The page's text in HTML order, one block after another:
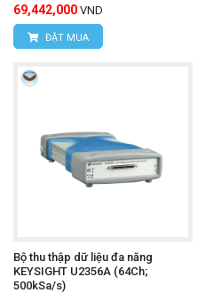
69,442,000 VND
ĐẶT MUA
Bộ thu thập dữ liệu đa năng
KEYSIGHT U2356A (64Ch;
500kSa/s)